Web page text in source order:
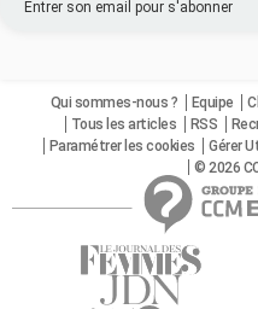
Qui sommes-nous ? Equipe
Tous les articles
RSS
Paramétrer les cookies
Gérer
© 2026